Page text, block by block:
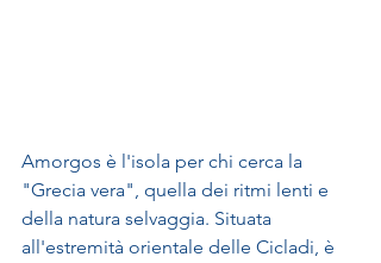
Amorgos è l'isola per chi cerca la
"Grecia vera", quella dei ritmi lenti e
della natura selvaggia. Situata
all'estremità orientale delle Cicladi, è